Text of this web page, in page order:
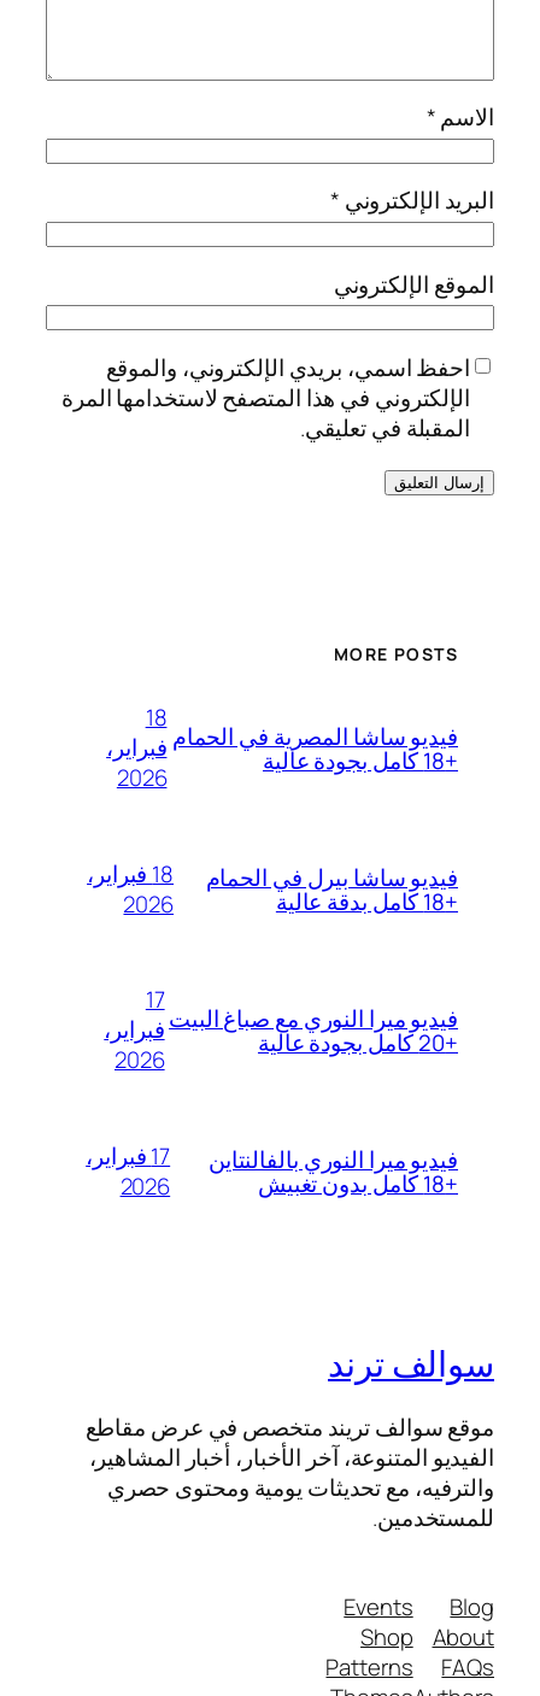
الاسم*
البريد الإلكتروني *
الموقع الإلكتروني
احفظ اسمي، بريدي الإلكتروني، والموقع
الإلكتروني في هذا المتصفح لاستخدامها المرة
المقبلة في تعليقي.
MORE POSTS
فيديو ساشا المصرية في الحمام
+18 كامل بجودة عالية
18
فبراير،
2026
فيديو ساشا بيرل في الحمام
+18 كامل بدقة عالية
18 فبراير،
2026
فيديو ميرا النوري مع صباغ البيت
+20 كامل بجودة عالية
17
فبراير،
2026
فيديو ميرا النوري بالفالنتاين
+18 كامل بدون تغبيش
17 فبراير،
2026
سوالف ترند
موقع سوالف تريند متخصص في عرض مقاطع
الفيديو المتنوعة، آخر الأخبار، أخبار المشاهير،
والترفيه، مع تحديثات يومية ومحتوى حصري
للمستخدمين.
Blog
About
FAQs
Events
Shop
Patterns